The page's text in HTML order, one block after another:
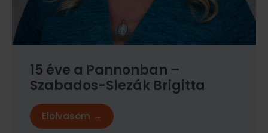
15 éve a Pannonban –
Helmeczi Erika
Elolvasom →